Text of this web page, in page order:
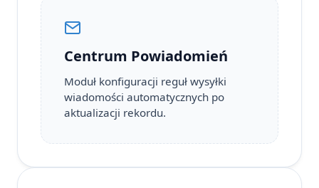
Centrum Powiadomień
Moduł konfiguracji reguł wysyłki
wiadomości automatycznych po
aktualizacji rekordu.